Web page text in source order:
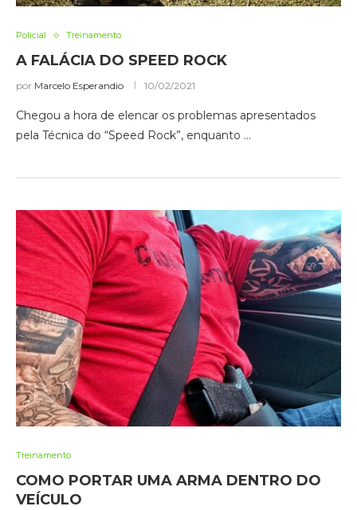
Policial Treinamento
A FALÁCIA DO SPEED ROCK
por Marcelo Esperandio 10/02/2021
Chegou a hora de elencar os problemas apresentados
pela Técnica do “Speed Rock”, enquanto …
Treinamento
COMO PORTAR UMA ARMA DENTRO DO
VEÍCULO